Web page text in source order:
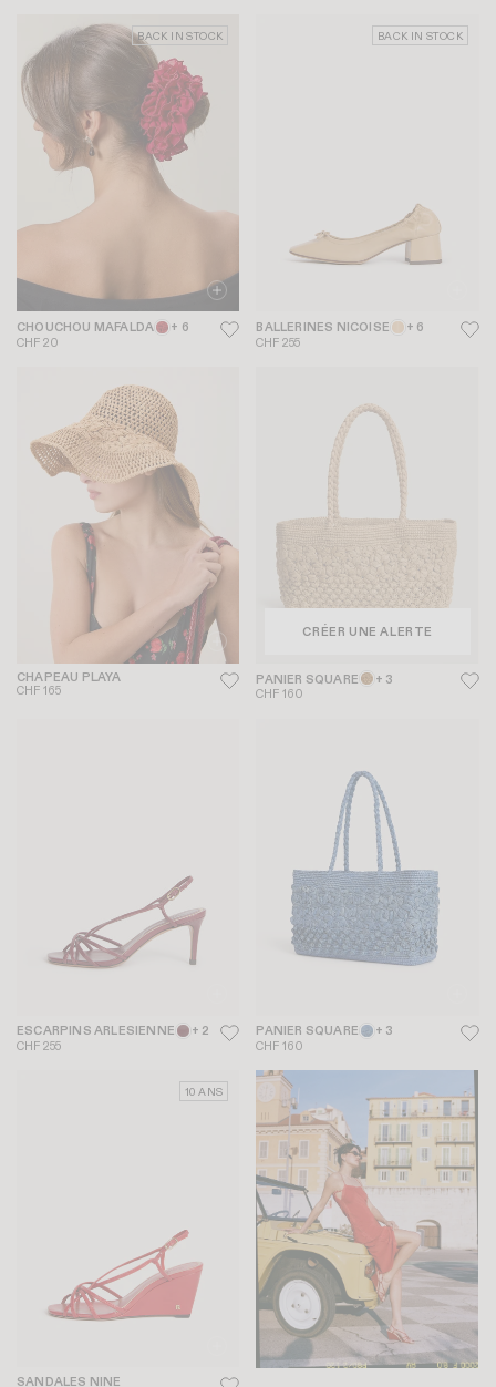
BACK IN STOCK
CHOUCHOU MAFALDA + 6
CHF 20
BACK IN STOCK
BALLERINES NICOISE + 6
CHF 255
CHAPEAU PLAYA
CHF 165
CRÉER UNE ALERTE
PANIER SQUARE + 3
CHF 160
ESCARPINS ARLESIENNE + 2
CHF 255
PANIER SQUARE + 3
CHF 160
10 ANS
SANDALES NINE